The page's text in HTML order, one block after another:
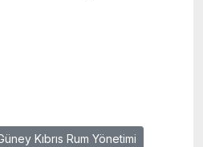
Kıbrıs Rum Yönetimi